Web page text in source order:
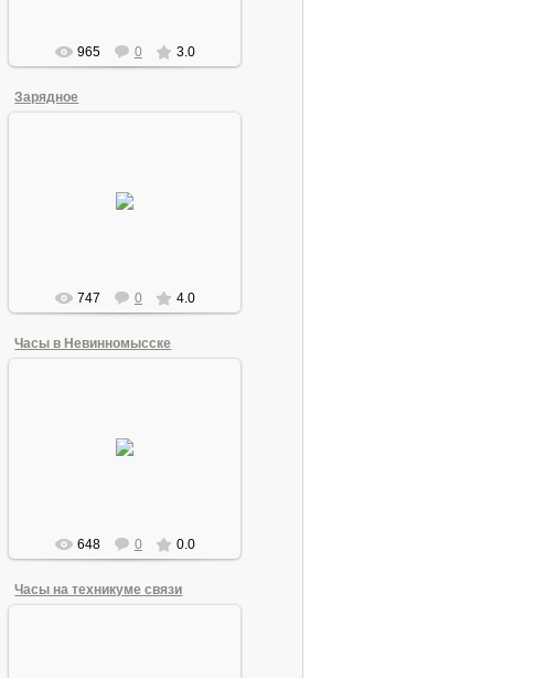
965 0 3.0
Зарядное
747 0 4.0
Часы в Невинномысске
648 0 0.0
Часы на техникуме связи